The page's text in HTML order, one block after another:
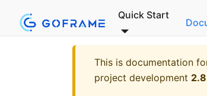
Quick Start
This is documentation
project development